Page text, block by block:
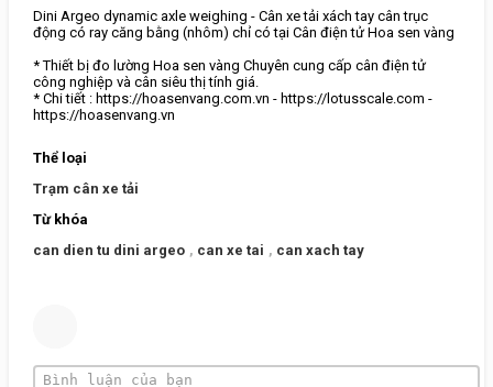
Dini Argeo dynamic axle weighing - Cân xe tải xách tay cân trục
động có ray căng bằng (nhôm) chỉ có tại Cân điện tử Hoa sen vàng
* Thiết bị đo lường Hoa sen vàng Chuyên cung cấp cân điện tử
công nghiệp và cân siêu thị tính giá.
* Chi tiết : https://hoasenvang.com.vn - https://lotusscale.com -
https://hoasenvang.vn
Thể loại
Trạm cân xe tải
Từ khóa
can dien tu dini argeo , can xe tai , can xach tay